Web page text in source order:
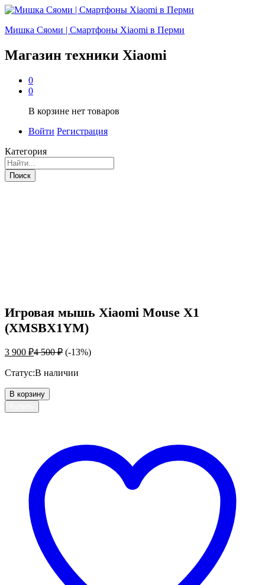
Мишка Сяоми | Смартфоны Xiaomi в Перми
Магазин техники Xiaomi
0
0
В корзине нет товаров
Войти Регистрация
Категория
Поиск
Игровая мышь Xiaomi Mouse X1
(XMSBX1YM)
3 900 ₽4 500₽ (-13%)
Статус:В наличии
В корзину